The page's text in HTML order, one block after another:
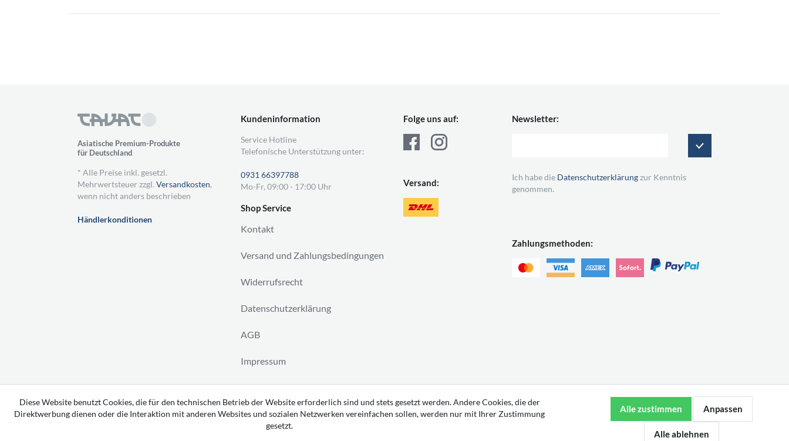
Asiatische Premium-Produkte
für Deutschland
* Alle Preise inkl. gesetzl.
Mehrwertsteuer zzgl. Versandkosten,
wenn nicht anders beschrieben
Händlerkonditionen
Kundeninformation
Service Hotline
Telefonische Unterstützung unter:
0931 66397788
Mo-Fr, 09:00 - 17:00 Uhr
Shop Service
Kontakt
Versand und Zahlungsbedingungen
Widerrufsrecht
Datenschutzerklärung
AGB
Impressum
Vertrag widerrufen
Folge uns auf:
Versand:
Newsletter:
Ich habe die Datenschutzerklärungzur Kenntnis
genommen.
Zahlungsmethoden:
Diese Website benutzt Cookies, die für den technischen Betrieb der Website erforderlich sind und stets gesetzt werden. Andere Cookies, die der
Direktwerbung dienen oder die Interaktion mit anderen Websites und sozialen Netzwerken vereinfachen sollen, werden nur mit Ihrer Zustimmung
gesetzt.